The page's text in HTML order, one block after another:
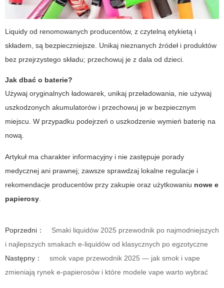
Liquidy od renomowanych producentów, z czytelną etykietą i
składem, są bezpieczniejsze. Unikaj nieznanych źródeł i produktów
bez przejrzystego składu; przechowuj je z dala od dzieci.
Jak dbać o baterie?
Używaj oryginalnych ładowarek, unikaj przeładowania, nie używaj
uszkodzonych akumulatorów i przechowuj je w bezpiecznym
miejscu. W przypadku podejrzeń o uszkodzenie wymień baterię na
nową.
Artykuł ma charakter informacyjny i nie zastępuje porady
medycznej ani prawnej; zawsze sprawdzaj lokalne regulacje i
rekomendacje producentów przy zakupie oraz użytkowaniu nowe e
papierosy.
Poprzedni：
Smaki liquidów 2025 przewodnik po najmodniejszych
i najlepszych smakach e-liquidów od klasycznych po egzotyczne
Następny：
smok vape przewodnik 2025 — jak smok i vape
zmieniają rynek e-papierosów i które modele vape warto wybrać